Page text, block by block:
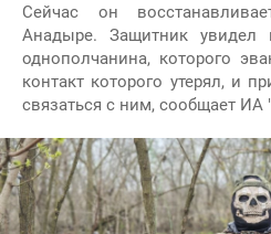
Сейчас он
Анадыре. Защитник увидел
однополчанина, которого
контакт которого утерял, и
связаться с ним, сообщает ИА